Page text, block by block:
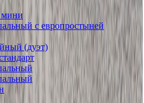
с европростыней
(дуэт)